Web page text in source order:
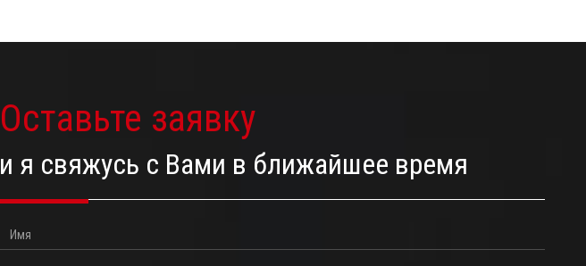
Оставьте заявку
и я свяжусь с Вами в ближайшее время
Имя